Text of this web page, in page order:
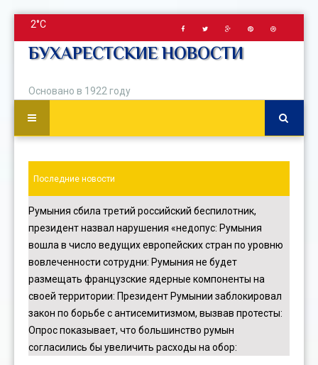
2°C
БУХАРЕСТСКИЕ НОВОСТИ
Основано в 1922 году
Последние новости
Румыния сбила третий российский беспилотник,
президент назвал нарушения «недопус: Румыния
вошла в число ведущих европейских стран по уровню
вовлеченности сотрудни: Румыния не будет
размещать французские ядерные компоненты на
своей территории: Президент Румынии заблокировал
закон по борьбе с антисемитизмом, вызвав протесты:
Опрос показывает, что большинство румын
согласились бы увеличить расходы на обор: